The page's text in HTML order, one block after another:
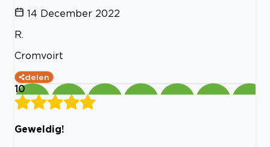
14 December 2022
R.
Cromvoirt
delen
10
Geweldig!